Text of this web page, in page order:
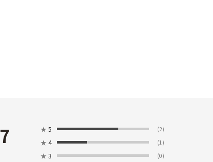
★ 5 (2)
★ 4 (1)
★ 3 (0)